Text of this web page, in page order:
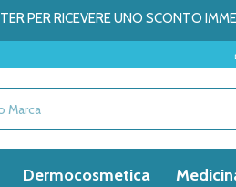
PER RICEVERE UNO SCONTO
🎁 SCOPRI LE
Dermocosmetica